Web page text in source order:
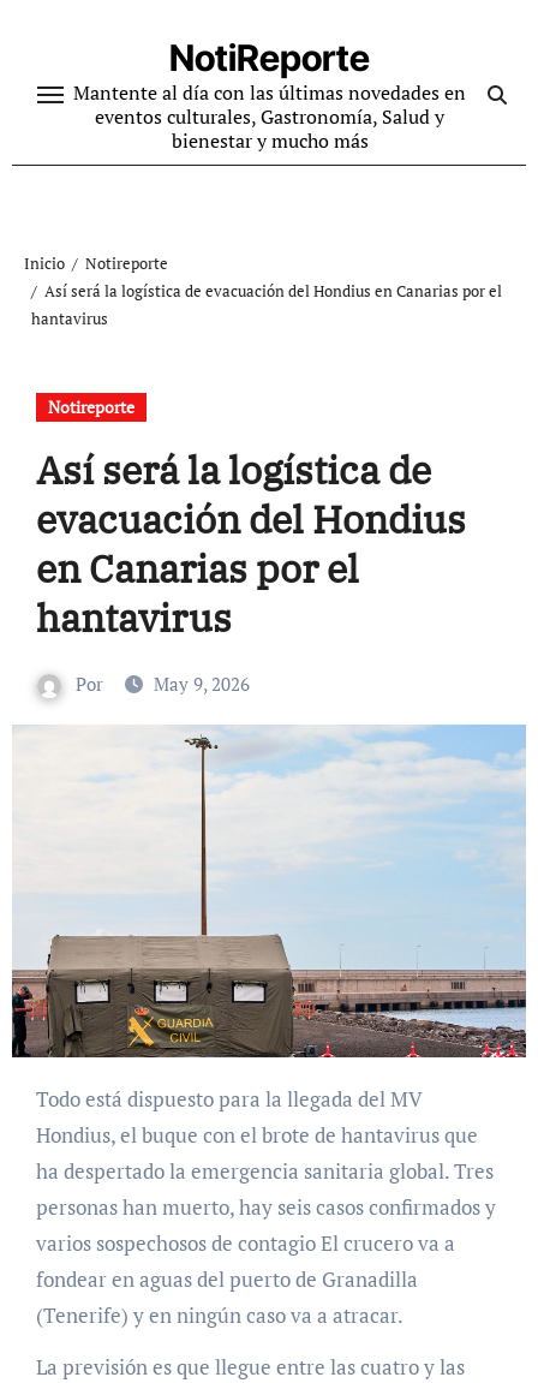
contenido
NotiReporte
Mantente al día con las últimas novedades en
eventos culturales, Gastronomía, Salud y
bienestar y mucho más
Inicio
Notireporte
Así será la logística de evacuación del Hondius en Canarias por el
hantavirus
Notireporte
Así será la logística de
evacuación del Hondius
en Canarias por el
hantavirus
Por May 9, 2026
Todo está dispuesto para la llegada del MV
Hondius, el buque con el brote de hantavirus que
ha despertado la emergencia sanitaria global. Tres
personas han muerto, hay seis casos confirmados y
varios sospechosos de contagio El crucero va a
fondear en aguas del puerto de Granadilla
(Tenerife) y en ningún caso va a atracar.
La previsión es que llegue entre las cuatro y las